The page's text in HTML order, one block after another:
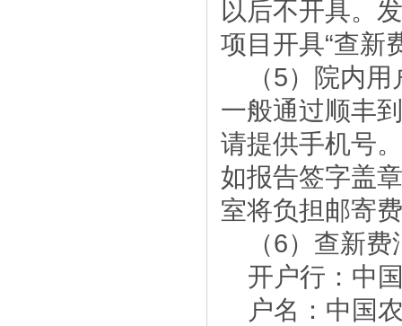
以后不开具。
项目开具“查新
（5）院内
一般通过顺丰
请提供手机号
如报告签字盖
室将负担邮寄
（6）查新
开户行：中
户名：中国